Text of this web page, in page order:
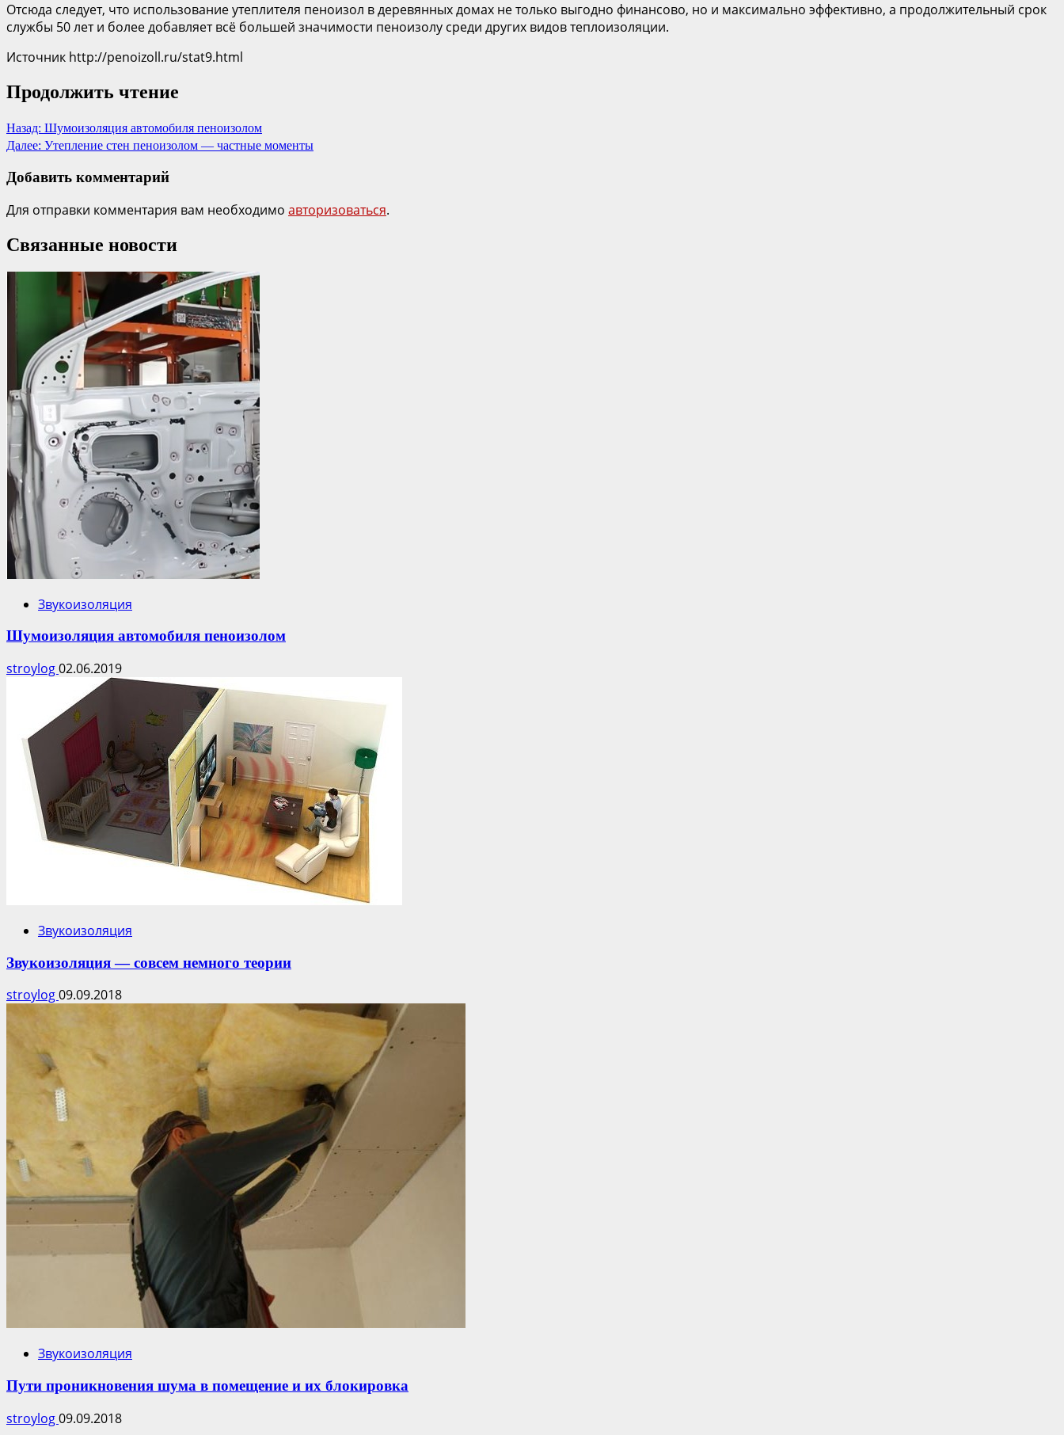
Отсюда следует, что использование утеплителя пеноизол в деревянных домах не только выгодно финансово, но и максимально эффективно, а продолжительный срок
службы 50 лет и более добавляет всё большей значимости пеноизолу среди других видов теплоизоляции.
Источник http://penoizoll.ru/stat9.html
Продолжить чтение
Назад: Шумоизоляция автомобиля пеноизолом
Далее: Утепление стен пеноизолом — частные моменты
Добавить комментарий
Для отправки комментария вам необходимо авторизоваться.
Связанные новости
Звукоизоляция
Шумоизоляция автомобиля пеноизолом
stroylog02.06.2019
Звукоизоляция
Звукоизоляция — совсем немного теории
stroylog09.09.2018
Звукоизоляция
Пути проникновения шума в помещение и их блокировка
stroylog09.09.2018